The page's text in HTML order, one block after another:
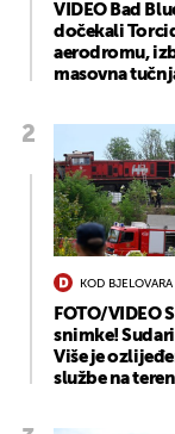
VIDEO Bad
dočekali
aerodromu,
masovna
KOD BJELOVARA
FOTO/VIDEO
snimke!
Više je
službe na